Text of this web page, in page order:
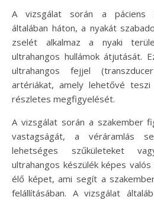
A vizsgálat során a páciens
általában háton, a nyakát
zselét alkalmaz a nyaki
ultrahangos hullámok átjutását.
ultrahangos fejjel
artériákat, amely lehetővé teszi
részletes megfigyelését.
A vizsgálat során a szakember
vastagságát, a véráramlás
lehetséges szűkületeket
ultrahangos készülék képes
élő képet, ami segít a
felállításában. A vizsgálat